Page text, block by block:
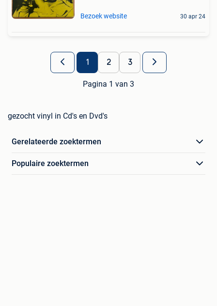
Bezoek website 30 apr 24
1 2 3
Pagina 1 van 3
gezocht vinyl in Cd's en Dvd's
Gerelateerde zoektermen
Populaire zoektermen